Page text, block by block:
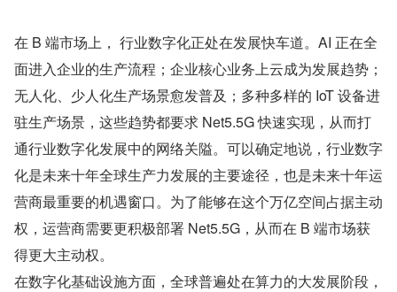
在 B 端市场上， 行业数字化正处在发展快车道。AI 正在全
面进入企业的生产流程；企业核心业务上云成为发展趋势；
无人化、少人化生产场景愈发普及；多种多样的 IoT 设备进
驻生产场景，这些趋势都要求 Net5.5G 快速实现，从而打
通行业数字化发展中的网络关隘。可以确定地说，行业数字
化是未来十年全球生产力发展的主要途径，也是未来十年运
营商最重要的机遇窗口。为了能够在这个万亿空间占据主动
权，运营商需要更积极部署 Net5.5G，从而在 B 端市场获
得更大主动权。
在数字化基础设施方面，全球普遍处在算力的大发展阶段，